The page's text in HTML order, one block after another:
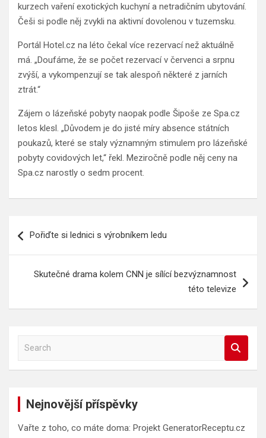
kurzech vaření exotických kuchyní a netradičním ubytování.
Češi si podle něj zvykli na aktivní dovolenou v tuzemsku.
Portál Hotel.cz na léto čekal více rezervací než aktuálně
má. „Doufáme, že se počet rezervací v červenci a srpnu
zvýší, a vykompenzují se tak alespoň některé z jarních
ztrát.“
Zájem o lázeňské pobyty naopak podle Šipoše ze Spa.cz
letos klesl. „Důvodem je do jisté míry absence státních
poukazů, které se staly významným stimulem pro lázeňské
pobyty covidových let,“ řekl. Meziročně podle něj ceny na
Spa.cz narostly o sedm procent.
proPořiďte si lednici s výrobníkem ledu
Skutečné drama kolem CNN je sílící bezvýznamnost
této televize
a
Nejnovější příspěvky
Vařte z toho, co máte doma: Projekt GeneratorReceptu.cz